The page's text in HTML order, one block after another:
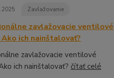
Zavlažovanie
zavlažovacie ventilové
ich nainštalovať?
zavlažovacie ventilové
ich nainštalovať? čítať celé